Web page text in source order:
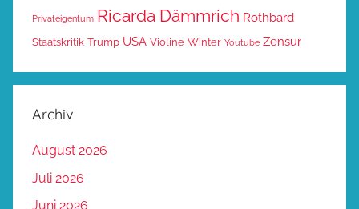
Privateigentum Ricarda Dämmrich Rothbard
Staatskritik Trump USA Violine Winter Youtube Zensur
Archiv
August 2026
Juli 2026
Juni 2026